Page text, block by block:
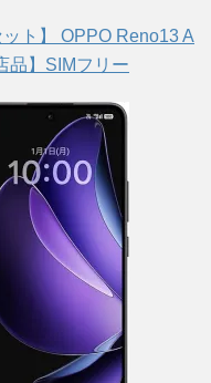
ト】 OPPO Reno13 A
品】SIMフリー